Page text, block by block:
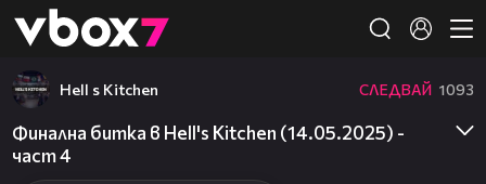
👾
Hell s Kitchen СЛЕДВАЙ 1093
Финална битка в Hell's Kitchen (14.05.2025) -
част 4